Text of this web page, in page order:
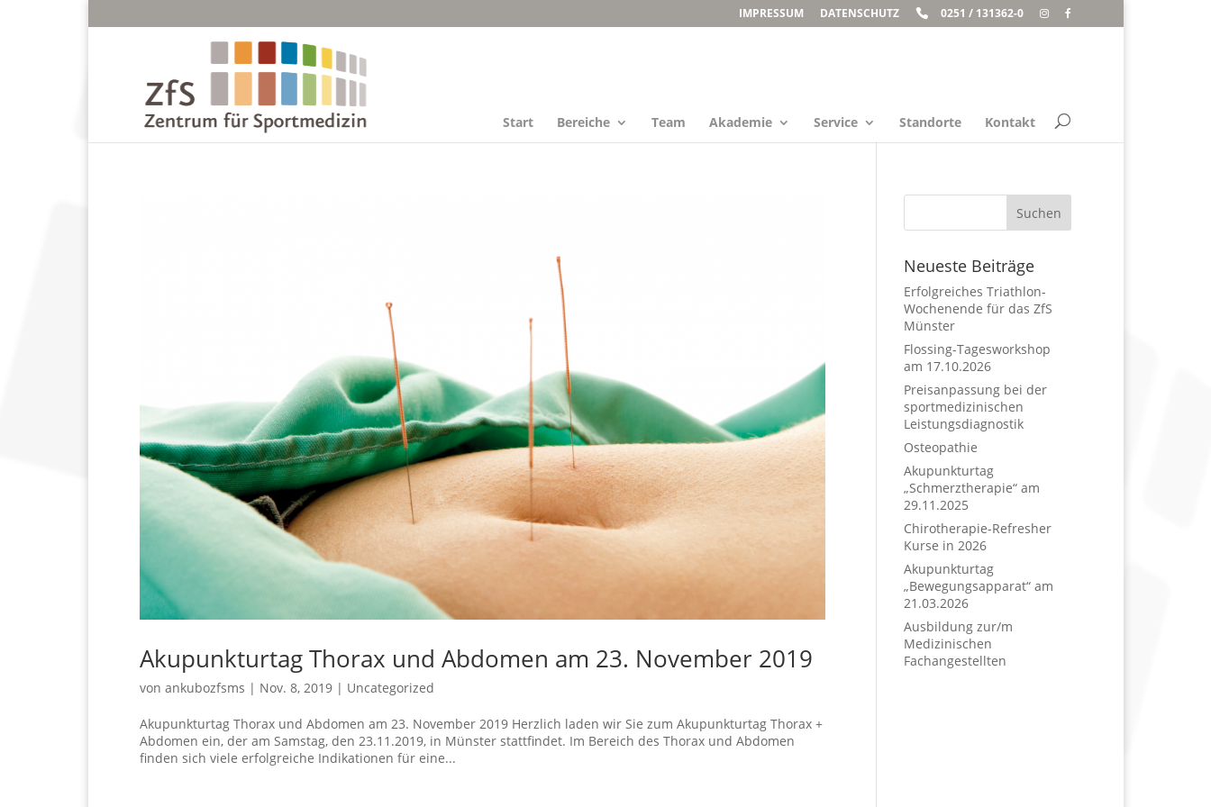
IMPRESSUM DATENSCHUTZ 0251 / 131362-0
Start Bereiche Team Akademie Service Standorte Kontakt
Akupunkturtag Thorax und Abdomen am 23. November 2019
von ankubozfsms | Nov. 8, 2019| Uncategorized
Akupunkturtag Thorax und Abdomen am 23. November 2019 Herzlich laden wir Sie zum Akupunkturtag Thorax +
Abdomen ein, der am Samstag, den 23.11.2019, in Münster stattfindet. Im Bereich des Thorax und Abdomen
finden sich viele erfolgreiche Indikationen für eine...
Neueste Beiträge
Erfolgreiches Triathlon-
Wochenende für das ZfS
Münster
Flossing-Tagesworkshop
am 17.10.2026
Preisanpassung bei der
sportmedizinischen
Leistungsdiagnostik
Osteopathie
Akupunkturtag
„Schmerztherapie“ am
29.11.2025
Chirotherapie-Refresher
Kurse in 2026
Akupunkturtag
„Bewegungsapparat“ am
21.03.2026
Ausbildung zur/m
Medizinischen
Fachangestellten